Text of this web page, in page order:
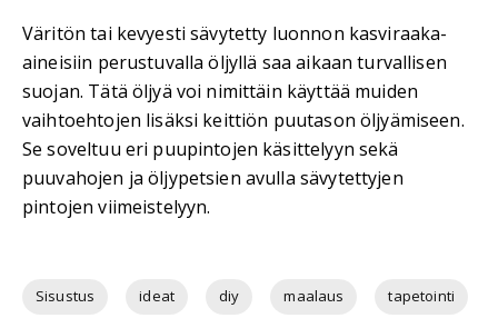
Väritön tai kevyesti sävytetty luonnon kasviraaka-
aineisiin perustuvalla öljyllä saa aikaan turvallisen
suojan. Tätä öljyä voi nimittäin käyttää muiden
vaihtoehtojen lisäksi keittiön puutason öljyämiseen.
Se soveltuu eri puupintojen käsittelyyn sekä
puuvahojen ja öljypetsien avulla sävytettyjen
pintojen viimeistelyyn.
Sisustus ideat diy maalaus tapetointi